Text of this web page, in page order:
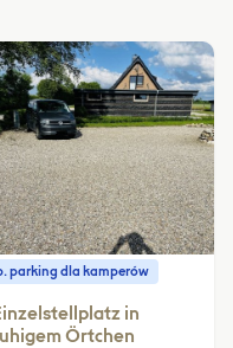
parking dla kamperów
in
Örtchen